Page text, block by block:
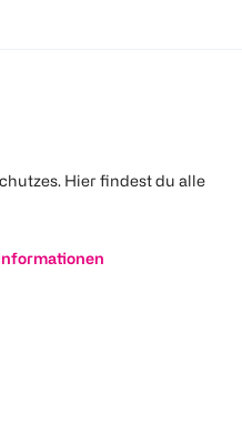
Hier findest du alle